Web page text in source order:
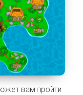
вам пройти